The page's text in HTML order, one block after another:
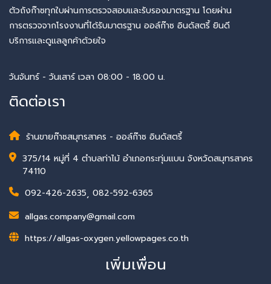
ตัวถังก๊าซทุกใบผ่านการตรวจสอบและรับรองมาตรฐาน โดยผ่าน
การตรวจจากโรงงานที่ได้รับมาตรฐาน ออล์ก๊าซ อินดัสตรี้ ยินดี
บริการและดูแลลูกค้าด้วยใจ
วันจันทร์ - วันเสาร์ เวลา 08:00 - 18:00 น.
ติดต่อเรา
ร้านขายก๊าซสมุทรสาคร - ออล์ก๊าซ อินดัสตรี้
375/14 หมู่ที่ 4 ตำบลท่าไม้ อำเภอกระทุ่มแบน จังหวัดสมุทรสาคร
74110
092-426-2635, 082-592-6365
allgas.company@gmail.com
https://allgas-oxygen.yellowpages.co.th
เพิ่มเพื่อน